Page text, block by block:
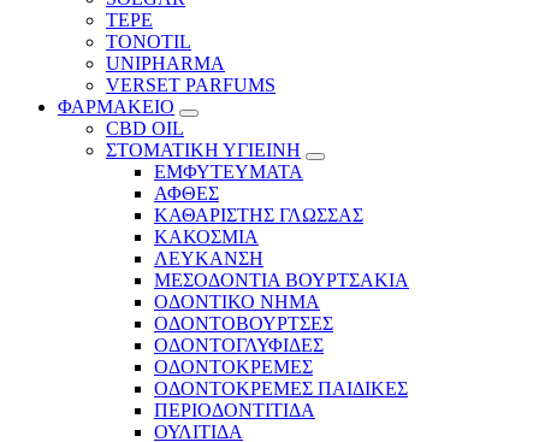
TEPE
TONOTIL
UNIPHARMA
VERSET PARFUMS
ΦΑΡΜΑΚΕΙΟ
CBD OIL
ΣΤΟΜΑΤΙΚΗ ΥΓΙΕΙΝΗ
ΕΜΦΥΤΕΥΜΑΤΑ
ΑΦΘΕΣ
ΚΑΘΑΡΙΣΤΗΣ ΓΛΩΣΣΑΣ
ΚΑΚΟΣΜΙΑ
ΛΕΥΚΑΝΣΗ
ΜΕΣΟΔΟΝΤΙΑ ΒΟΥΡΤΣΑΚΙΑ
ΟΔΟΝΤΙΚΟ ΝΗΜΑ
ΟΔΟΝΤΟΒΟΥΡΤΣΕΣ
ΟΔΟΝΤΟΓΛΥΦΙΔΕΣ
ΟΔΟΝΤΟΚΡΕΜΕΣ
ΟΔΟΝΤΟΚΡΕΜΕΣ ΠΑΙΔΙΚΕΣ
ΠΕΡΙΟΔΟΝΤΙΤΙΔΑ
ΟΥΛΙΤΙΔΑ